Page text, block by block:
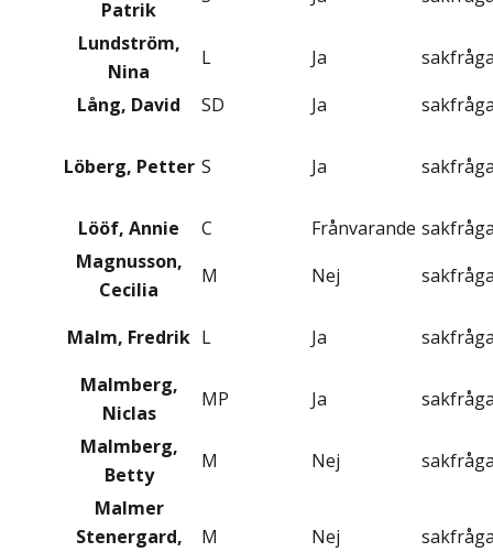
Patrik
Lundström,
Nina
L Ja
Lång, David
SD Ja
Löberg, Petter S Ja
Lööf, Annie C Frånvarande
Magnusson,
Cecilia
M Nej
Malm, Fredrik L Ja
Malmberg,
Niclas
MP Ja
Malmberg,
Betty
M Nej
Malmer
Stenergard,
M Nej